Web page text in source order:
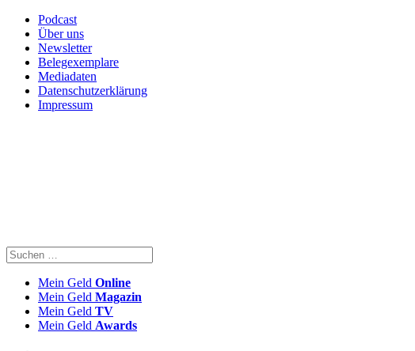
Podcast
Über uns
Newsletter
Belegexemplare
Mediadaten
Datenschutzerklärung
Impressum
Mein Geld Online
Mein Geld Magazin
Mein Geld TV
Mein Geld Awards